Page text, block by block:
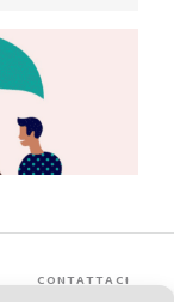
CONTATTACI